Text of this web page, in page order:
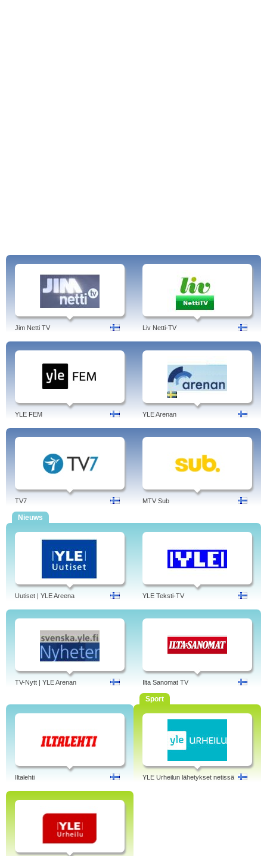
Jim Netti TV Liv Netti-TV
YLE FEM YLE Arenan
TV7 MTV Sub
Nieuws
Uutiset | YLE Areena YLE Teksti-TV
TV-Nytt | YLE Arenan Ilta Sanomat TV
Iltalehti
Sport
YLE Urheilun lähetykset netissä